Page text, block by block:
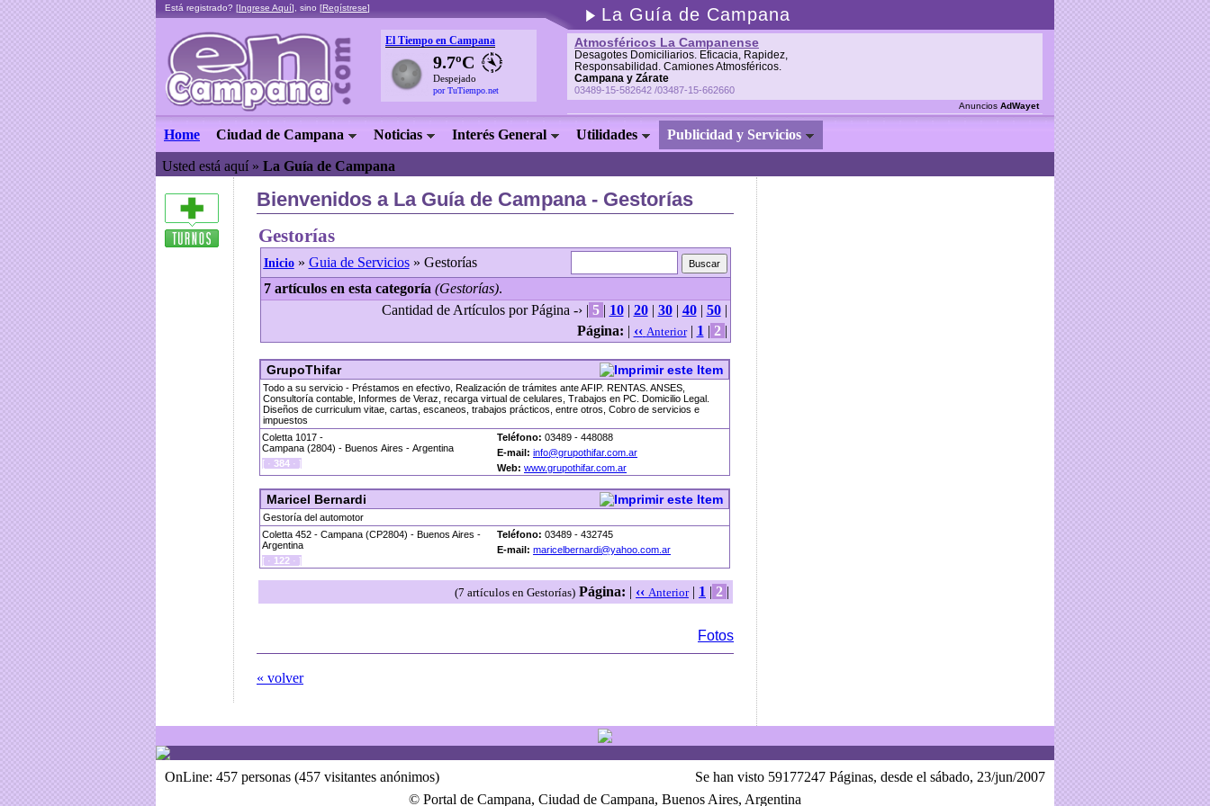
Está registrado? [Ingrese Aquí], sino [Regístrese] La Guía de Campana
Atmosféricos La Campanense
Desagotes Domiciliarios. Eficacia, Rapidez,
Responsabilidad. Camiones Atmosféricos.
Campana y Zárate
03489-15-582642 /03487-15-662660
Anuncios AdWayet
El Tiempo en Campana
9.7ºC
Despejado
por TuTiempo.net
Home Ciudad de Campana Noticias Interés General Utilidades Publicidad y Servicios
Usted está aquí » La Guía de Campana
Bienvenidos a La Guía de Campana - Gestorías
Gestorías
Inicio» Guia de Servicios» Gestorías
7 artículos en esta categoría (Gestorías).
Cantidad de Artículos por Página -› | 5 | 10| 20| 30| 40| 50|
Página: | ‹‹ Anterior| 1 | 2 |
GrupoThifar
Todo a su servicio - Préstamos en efectivo, Realización de trámites ante AFIP. RENTAS. ANSES,
Consultoría contable, Informes de Veraz, recarga virtual de celulares, Trabajos en PC. Domicilio Legal.
Diseños de curriculum vitae, cartas, escaneos, trabajos prácticos, entre otros, Cobro de servicios e
impuestos
Coletta 1017 -
Campana (2804) - Buenos Aires - Argentina
[ · 384 · ]
Teléfono: 03489 - 448088
E-mail: info@grupothifar.com.ar
Web: www.grupothifar.com.ar
Maricel Bernardi
Gestoría del automotor
Coletta 452 - Campana (CP2804) - Buenos Aires -
Argentina
[ · 122 · ]
Teléfono: 03489 - 432745
E-mail: maricelbernardi@yahoo.com.ar
(7 artículos en Gestorías) Página: | ‹‹ Anterior| 1 | 2 |
Fotos
« volver
Se han visto 59177247 Páginas, desde el sábado, 23/jun/2007
OnLine: 457 personas (457 visitantes anónimos)
© Portal de Campana, Ciudad de Campana, Buenos Aires, Argentina